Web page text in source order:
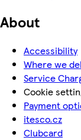
About
Accessibility
Where we
Service
Cookie
Payment
itesco.cz
Clubcard